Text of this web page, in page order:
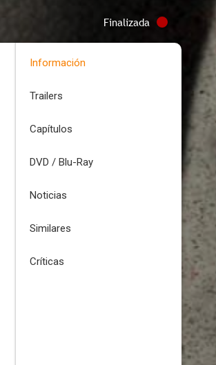
Finalizada
Información
Trailers
Capítulos
DVD / Blu-Ray
Noticias
Similares
Críticas